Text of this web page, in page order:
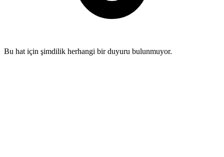
Bu hat için şimdilik herhangi bir duyuru bulunmuyor.